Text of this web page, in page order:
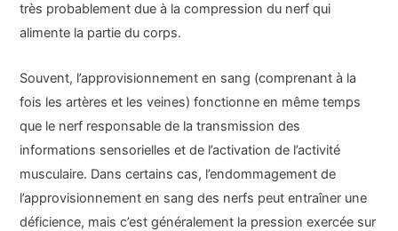
très probablement due à la compression du nerf qui
alimente la partie du corps.
Souvent, l’approvisionnement en sang (comprenant à la
fois les artères et les veines) fonctionne en même temps
que le nerf responsable de la transmission des
informations sensorielles et de l’activation de l’activité
musculaire. Dans certains cas, l’endommagement de
l’approvisionnement en sang des nerfs peut entraîner une
déficience, mais c’est généralement la pression exercée sur